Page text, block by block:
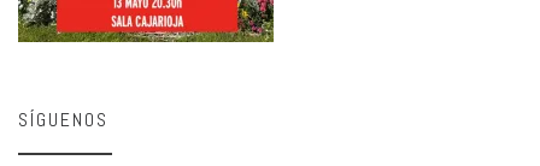
SÍGUENOS